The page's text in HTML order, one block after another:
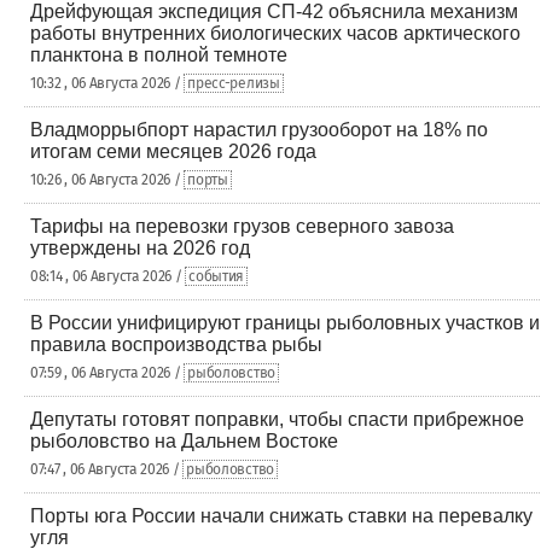
Дрейфующая экспедиция СП-42 объяснила механизм
работы внутренних биологических часов арктического
планктона в полной темноте
10:32 , 06 Августа 2026 / пресс-релизы
Владморрыбпорт нарастил грузооборот на 18% по
итогам семи месяцев 2026 года
10:26 , 06 Августа 2026 / порты
Тарифы на перевозки грузов северного завоза
утверждены на 2026 год
08:14 , 06 Августа 2026 / события
В России унифицируют границы рыболовных участков и
правила воспроизводства рыбы
07:59 , 06 Августа 2026 / рыболовство
Депутаты готовят поправки, чтобы спасти прибрежное
рыболовство на Дальнем Востоке
07:47 , 06 Августа 2026 / рыболовство
Порты юга России начали снижать ставки на перевалку
угля